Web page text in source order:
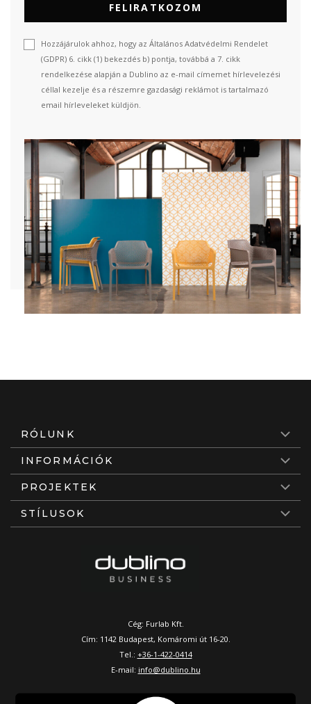
FELIRATKOZOM
Hozzájárulok ahhoz, hogy az Általános Adatvédelmi Rendelet
(GDPR) 6. cikk (1) bekezdés b) pontja, továbbá a 7. cikk
rendelkezése alapján a Dublino az e-mail címemet hírlevelezési
céllal kezelje és a részemre gazdasági reklámot is tartalmazó
email hírleveleket küldjön.
RÓLUNK
INFORMÁCIÓK
PROJEKTEK
STÍLUSOK
Cég: Furlab Kft.
Cím: 1142 Budapest, Komáromi út 16-20.
Tel.: +36-1-422-0414
E-mail: info@dublino.hu